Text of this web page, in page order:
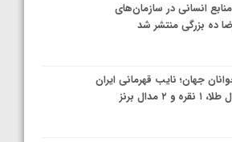
انسانی در سازمان‌های
ده بزرگی منتشر شد
جهان؛ نایب قهرمانی ایران